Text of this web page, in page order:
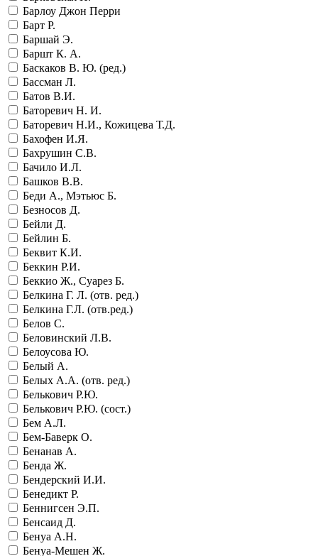
Барлоу Джон Перри
Барт Р.
Баршай Э.
Баршт К. А.
Баскаков В. Ю. (ред.)
Бассман Л.
Батов В.И.
Баторевич Н. И.
Баторевич Н.И., Кожицева Т.Д.
Бахофен И.Я.
Бахрушин С.В.
Бачило И.Л.
Башков В.В.
Беди А., Мэтьюс Б.
Безносов Д.
Бейли Д.
Бейлин Б.
Беквит К.И.
Беккин Р.И.
Беккио Ж., Суарез Б.
Белкина Г. Л. (отв. ред.)
Белкина Г.Л. (отв.ред.)
Белов С.
Беловинский Л.В.
Белоусова Ю.
Белый А.
Белых А.А. (отв. ред.)
Белькович Р.Ю.
Белькович Р.Ю. (сост.)
Бем А.Л.
Бем-Баверк О.
Бенанав А.
Бенда Ж.
Бендерский И.И.
Бенедикт Р.
Беннигсен Э.П.
Бенсаид Д.
Бенуа А.Н.
Бенуа-Мешен Ж.